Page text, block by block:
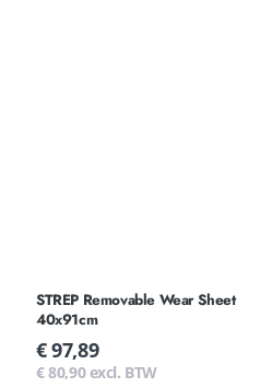
STREP Removable Wear Sheet
40x91cm
Normale
prijs
€ 97,89
€ 80,90 excl. BTW